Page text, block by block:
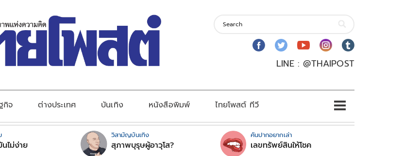
LINE : @THAIPOST
กิจ ต่างประเทศ บันเทิง หนังสือพิมพ์ ไทยโพสต์ ทีวี
ไม่ง่าย
วิสามัญบันเทิง
สุภาพบุรุษผู้อาวุโส?
คันปากอยากเล่า
เลขทรัพย์สินให้โชค